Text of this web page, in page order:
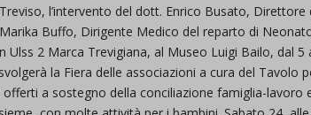
Treviso, l’intervento del dott. Enrico Busato,
Buffo, Dirigente Medico del reparto di
Ulss 2 Marca Trevigiana, al Museo Luigi Bailo, dal 5
la Fiera delle associazioni a cura del Tavolo
a sostegno della conciliazione famiglia-lavoro